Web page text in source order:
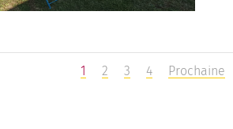
1 2 3 4 Prochaine